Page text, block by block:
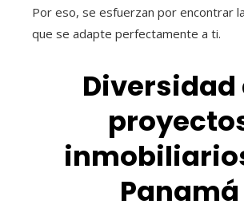
Por eso, se esfuerzan por encontrar
que se adapte perfectamente a ti.
Diversidad
Panamá